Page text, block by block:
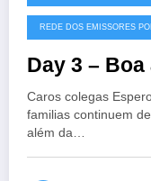
REDE DOS EMISSORES
Day 3 –
Caros colegas
familias continuem
além da…